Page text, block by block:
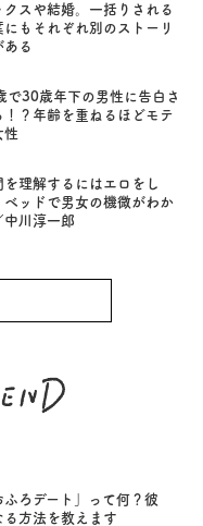
クスや結婚。一括りされる
にもそれぞれ別のストーリ
ある
で30歳年下の男性に告白さ
！？年齢を重ねるほどモテ
性
を理解するにはエロをし
ベッドで男女の機微がわか
中川淳一郎
ろデート」って何？彼
る方法を教えます